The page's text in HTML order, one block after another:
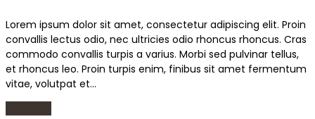
Lorem ipsum dolor sit amet, consectetur adipiscing elit. Proin
convallis lectus odio, nec ultricies odio rhoncus rhoncus. Cras
commodo convallis turpis a varius. Morbi sed pulvinar tellus,
et rhoncus leo. Proin turpis enim, finibus sit amet fermentum
vitae, volutpat et…